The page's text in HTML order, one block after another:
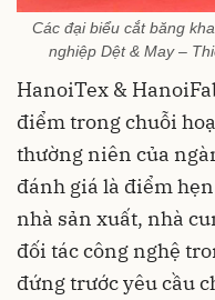
Các đại biểu cắt băng
nghiệp Dệt & May –
HanoiTex &
điểm trong chuỗi
thường niên của
đánh giá là điểm
nhà sản xuất, nhà
đối tác công nghệ
đứng trước yêu cầu